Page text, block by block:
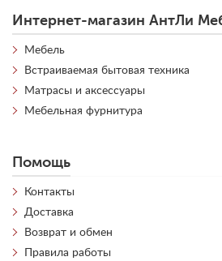
Интернет-магазин АнтЛи
Мебель
Встраиваемая бытовая техника
Матрасы и аксессуары
Мебельная фурнитура
Помощь
Контакты
Доставка
Возврат и обмен
Правила работы